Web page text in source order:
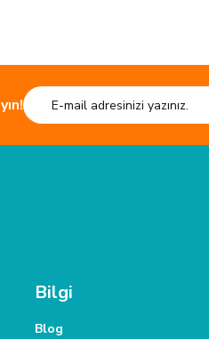
HIZLI GÖNDERİ
Bilgi
Blog